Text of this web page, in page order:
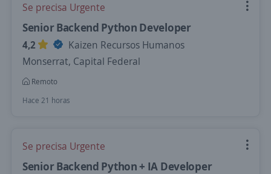
Se precisa Urgente
Senior Backend Python Developer
4,2
Kaizen Recursos Humanos
Monserrat, Capital Federal
Remoto
Hace 21 horas
Se precisa Urgente
Senior Backend Python + IA Developer